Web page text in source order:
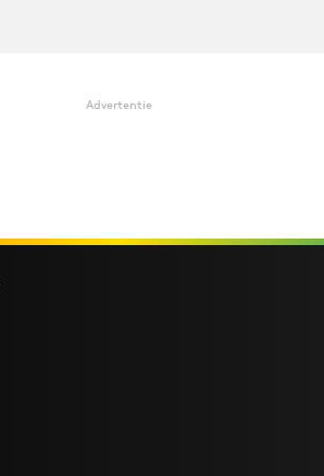
Advertentie